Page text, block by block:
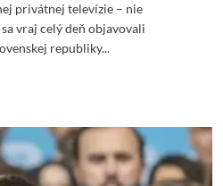
privátnej televízie – nie
vraj celý deň objavovali
republiky...